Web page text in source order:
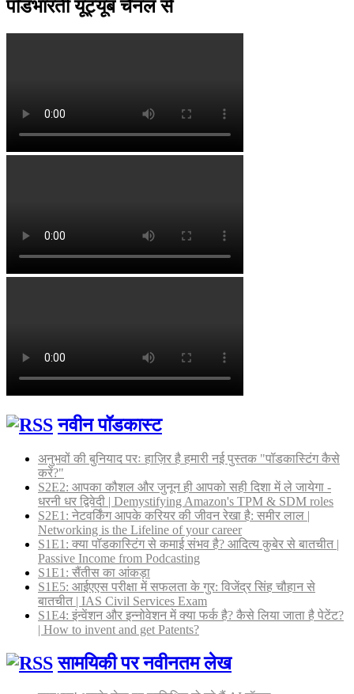
पॉडभारती यूट्यूब चैनल से
नवीन पॉडकास्ट
अनुभवों की बुनियाद परः हाज़िर है हमारी नई पुस्तक "पॉडकास्टिंग कैसे
करें?"
S2E2: आपका कौशल और जुनून ही आपको सही दिशा में ले जायेगा -
धरनी धर द्विवेदी | Demystifying Amazon's TPM & SDM roles
S2E1: नेटवर्किंग आपके करियर की जीवन रेखा है: समीर लाल |
Networking is the Lifeline of your career
S1E1: क्या पॉडकास्टिंग से कमाई संभव है? आदित्य कुबेर से बातचीत |
Passive Income from Podcasting
S1E1: सैंतीस का आंकड़ा
S1E5: आईएएस परीक्षा में सफलता के गुर: विजेंद्र सिंह चौहान से
बातचीत | IAS Civil Services Exam
S1E4: इंन्वेंशन और इन्नोवेशन में क्या फर्क है? कैसे लिया जाता है पेटेंट?
| How to invent and get Patents?
सामयिकी पर नवीनतम लेख